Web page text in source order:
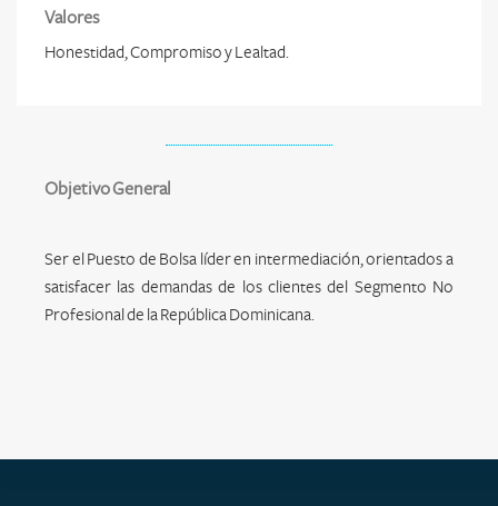
Valores
Honestidad, Compromiso y Lealtad.
Objetivo General
Ser el Puesto de Bolsa líder en intermediación, orientados a
satisfacer las demandas de los clientes del Segmento No
Profesional de la República Dominicana.